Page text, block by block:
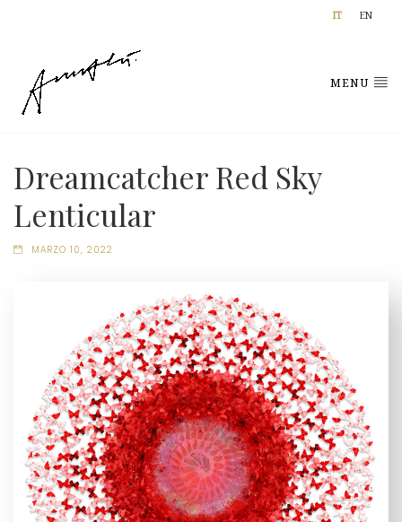
IT EN
MENU
Dreamcatcher Red Sky
Lenticular
MARZO 10, 2022